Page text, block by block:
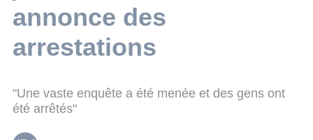
annonce des
arrestations
"Une vaste enquête a été menée et des gens ont
été arrêtés"